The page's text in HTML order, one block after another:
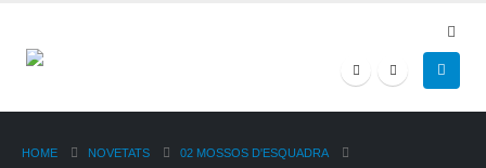
HOME NOVETATS
02 MOSSOS D'ESQUADRA